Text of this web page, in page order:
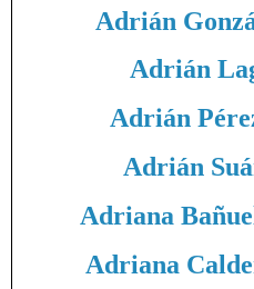
Adrián
Adrián
Adrián
Adrián
Adriana
Adriana